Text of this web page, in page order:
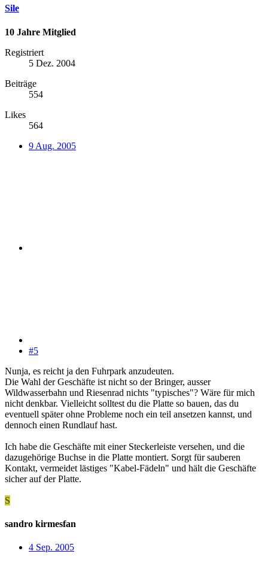
Sile
10 Jahre Mitglied
Registriert
5 Dez. 2004
Beiträge
554
Likes
564
9 Aug. 2005
#5
Nunja, es reicht ja den Fuhrpark anzudeuten.
Die Wahl der Geschäfte ist nicht so der Bringer, ausser
Wildwasserbahn und Riesenrad nichts "typisches"? Wäre für mich
nicht denkbar. Vielleicht solltest du die Platte so bauen, das du
eventuell später ohne Probleme noch ein teil ansetzen kannst, und
dennoch einen Rundlauf hast.
Ich habe die Geschäfte mit einer Steckerleiste versehen, und die
dazugehörige Buchse in die Platte montiert. Sorgt für sauberen
Kontakt, vermeidet lästiges "Kabel-Fädeln" und hält die Geschäfte
sicher auf der Platte.
S
sandro kirmesfan
4 Sep. 2005